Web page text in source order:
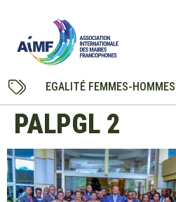
EGALITÉ FEMMES-HOMMES
PALPGL 2